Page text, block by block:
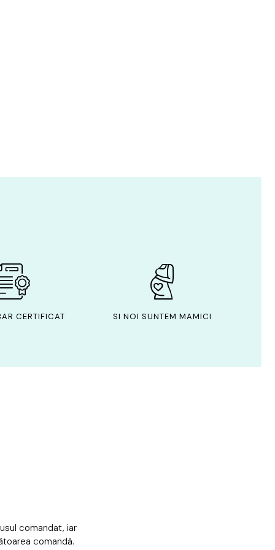
CERTIFICAT SI NOI SUNTEM MAMICI
comandat, iar
comandă.